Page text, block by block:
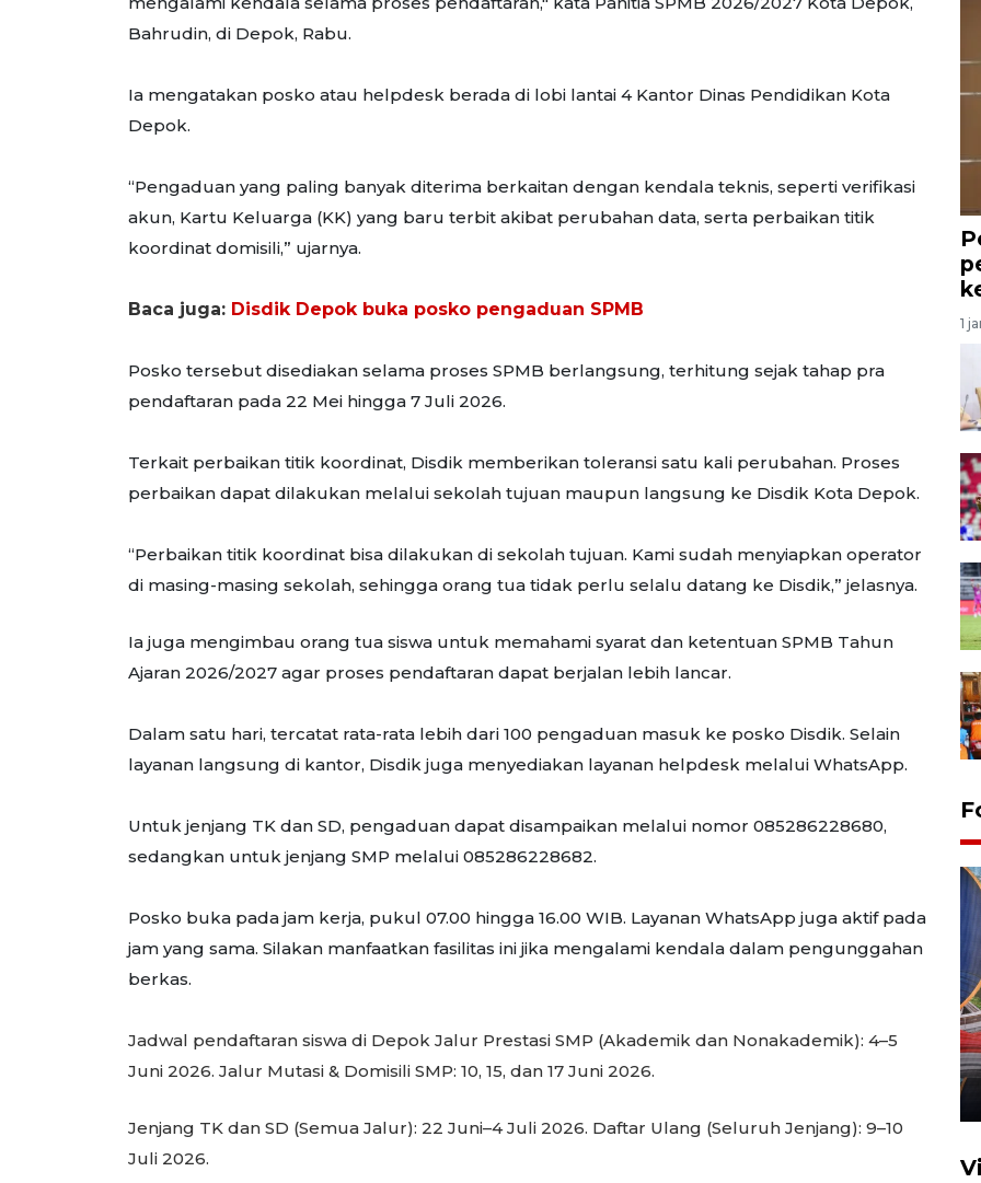
Bahrudin, di Depok, Rabu.
Ia mengatakan posko atau helpdesk berada di lobi lantai 4 Kantor Dinas Pendidikan Kota
Depok.
“Pengaduan yang paling banyak diterima berkaitan dengan kendala teknis, seperti verifikasi
akun, Kartu Keluarga (KK) yang baru terbit akibat perubahan data, serta perbaikan titik
koordinat domisili,” ujarnya.
Baca juga: Disdik Depok buka posko pengaduan SPMB
Posko tersebut disediakan selama proses SPMB berlangsung, terhitung sejak tahap pra
pendaftaran pada 22 Mei hingga 7 Juli 2026.
Terkait perbaikan titik koordinat, Disdik memberikan toleransi satu kali perubahan. Proses
perbaikan dapat dilakukan melalui sekolah tujuan maupun langsung ke Disdik Kota Depok.
“Perbaikan titik koordinat bisa dilakukan di sekolah tujuan. Kami sudah menyiapkan operator
di masing-masing sekolah, sehingga orang tua tidak perlu selalu datang ke Disdik,” jelasnya.
Ia juga mengimbau orang tua siswa untuk memahami syarat dan ketentuan SPMB Tahun
Ajaran 2026/2027 agar proses pendaftaran dapat berjalan lebih lancar.
Dalam satu hari, tercatat rata-rata lebih dari 100 pengaduan masuk ke posko Disdik. Selain
layanan langsung di kantor, Disdik juga menyediakan layanan helpdesk melalui WhatsApp.
Untuk jenjang TK dan SD, pengaduan dapat disampaikan melalui nomor 085286228680,
sedangkan untuk jenjang SMP melalui 085286228682.
Posko buka pada jam kerja, pukul 07.00 hingga 16.00 WIB. Layanan WhatsApp juga aktif pada
jam yang sama. Silakan manfaatkan fasilitas ini jika mengalami kendala dalam pengunggahan
berkas.
Jadwal pendaftaran siswa di Depok Jalur Prestasi SMP (Akademik dan Nonakademik): 4–5
Juni 2026. Jalur Mutasi & Domisili SMP: 10, 15, dan 17 Juni 2026.
Jenjang TK dan SD (Semua Jalur): 22 Juni–4 Juli 2026. Daftar Ulang (Seluruh Jenjang): 9–10
Juli 2026.
1
perlintasan sebidang di
Stasiun Bogor